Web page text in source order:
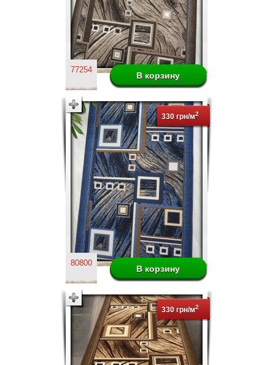
77254
330 грн/м2
80800
330 грн/м2